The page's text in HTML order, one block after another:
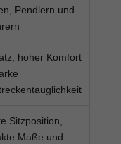
Pendlern und
hoher Komfort
Sitzposition,
Maße und